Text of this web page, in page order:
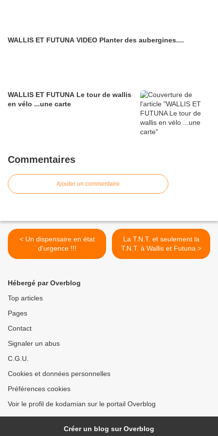
WALLIS ET FUTUNA VIDEO Planter des aubergines....
WALLIS ET FUTUNA Le tour de wallis
en vélo ...une carte
Commentaires
Ajouter un commentaire
< Un dispensaire en état
d'urgence !!!
La T.N.T. et seulement la
T.N.T. à Wallis et Futuna >
Hébergé par Overblog
Top articles
Pages
Contact
Signaler un abus
C.G.U.
Cookies et données personnelles
Préférences cookies
Voir le profil de kodamian sur le portail Overblog
Créer un blog sur Overblog